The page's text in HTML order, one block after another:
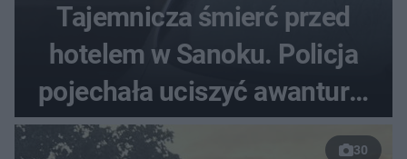
Tajemnicza śmierć przed
hotelem w Sanoku. Policja
pojechała uciszyć awanturę,
znaleźli ciało
30